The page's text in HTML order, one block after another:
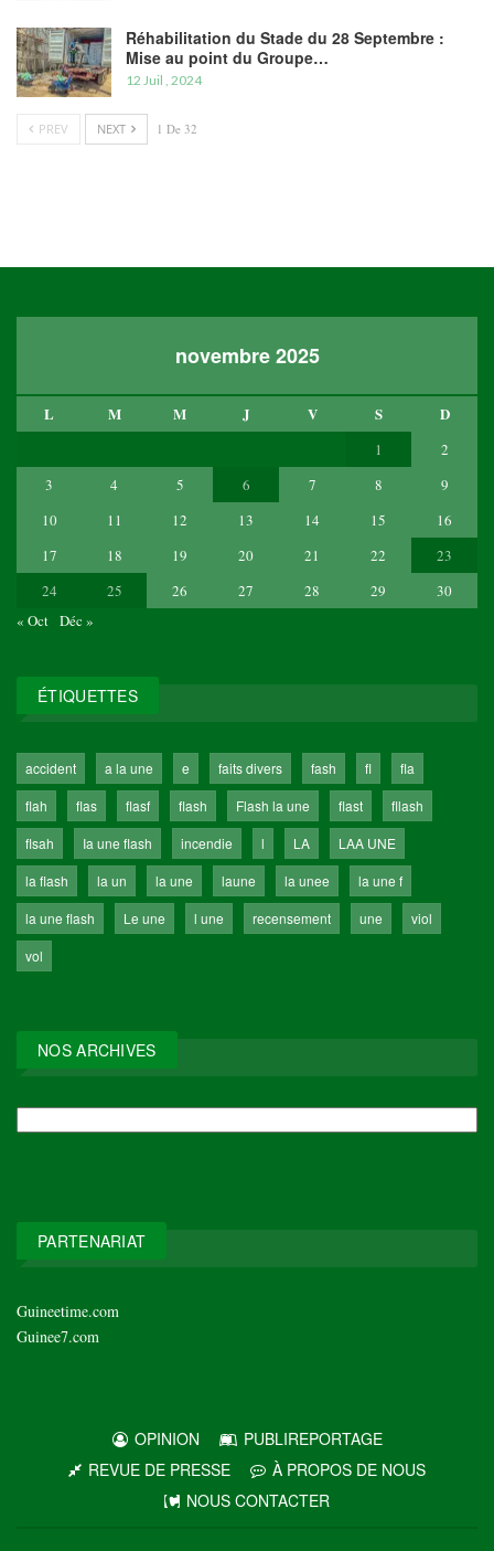
Réhabilitation du Stade du 28 Septembre :
Mise au point du Groupe…
12 Juil , 2024
PREV NEXT 1 De 32
novembre 2025
L M M J V S D
1
2
3
4 5 6 7 8
9
10
11 12 13 14 15
16
17
18 19 20 21 22
23
24
25 26 27 28 29
30
« Oct Déc »
ÉTIQUETTES
accident a la une e faits divers fash fl
fla
flah
flas flasf flash Flash la une flast
fllash
flsah
Ia une flash incendie l LA
LAA UNE
la flash
la un la une laune la unee
la une f
la une flash
Le une l une recensement une
viol
vol
NOS ARCHIVES
PARTENARIAT
Guineetime.com
Guinee7.com
OPINION
PUBLIREPORTAGE
REVUE DE PRESSE
À PROPOS DE NOUS
NOUS CONTACTER